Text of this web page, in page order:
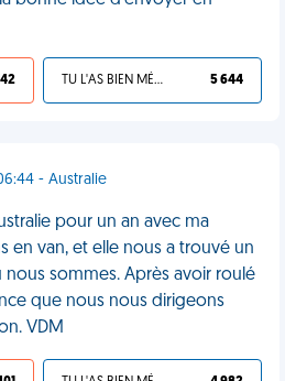
TU L'AS BIEN MÉRITÉ 5 644
- Australie
pour un an avec ma
en van, et elle nous a trouvé un
nous sommes. Après avoir roulé
que nous nous dirigeons
VDM